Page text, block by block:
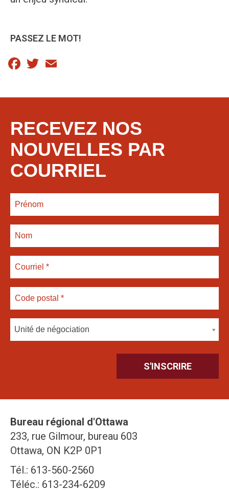
PASSEZ LE MOT!
Facebook
Twitter
RECEVEZ NOS
NOUVELLES PAR
COURRIEL
Unité de négociation
Bureau régional d'Ottawa
233, rue Gilmour, bureau 603
Ottawa, ON K2P 0P1
Tél.: 613-560-2560
Téléc.: 613-234-6209